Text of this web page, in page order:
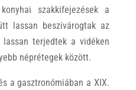
szakkifejezések a
lassan beszivárogtak az
terjedtek a vidéken
néprétegek között.
a gasztronómiában a XIX.